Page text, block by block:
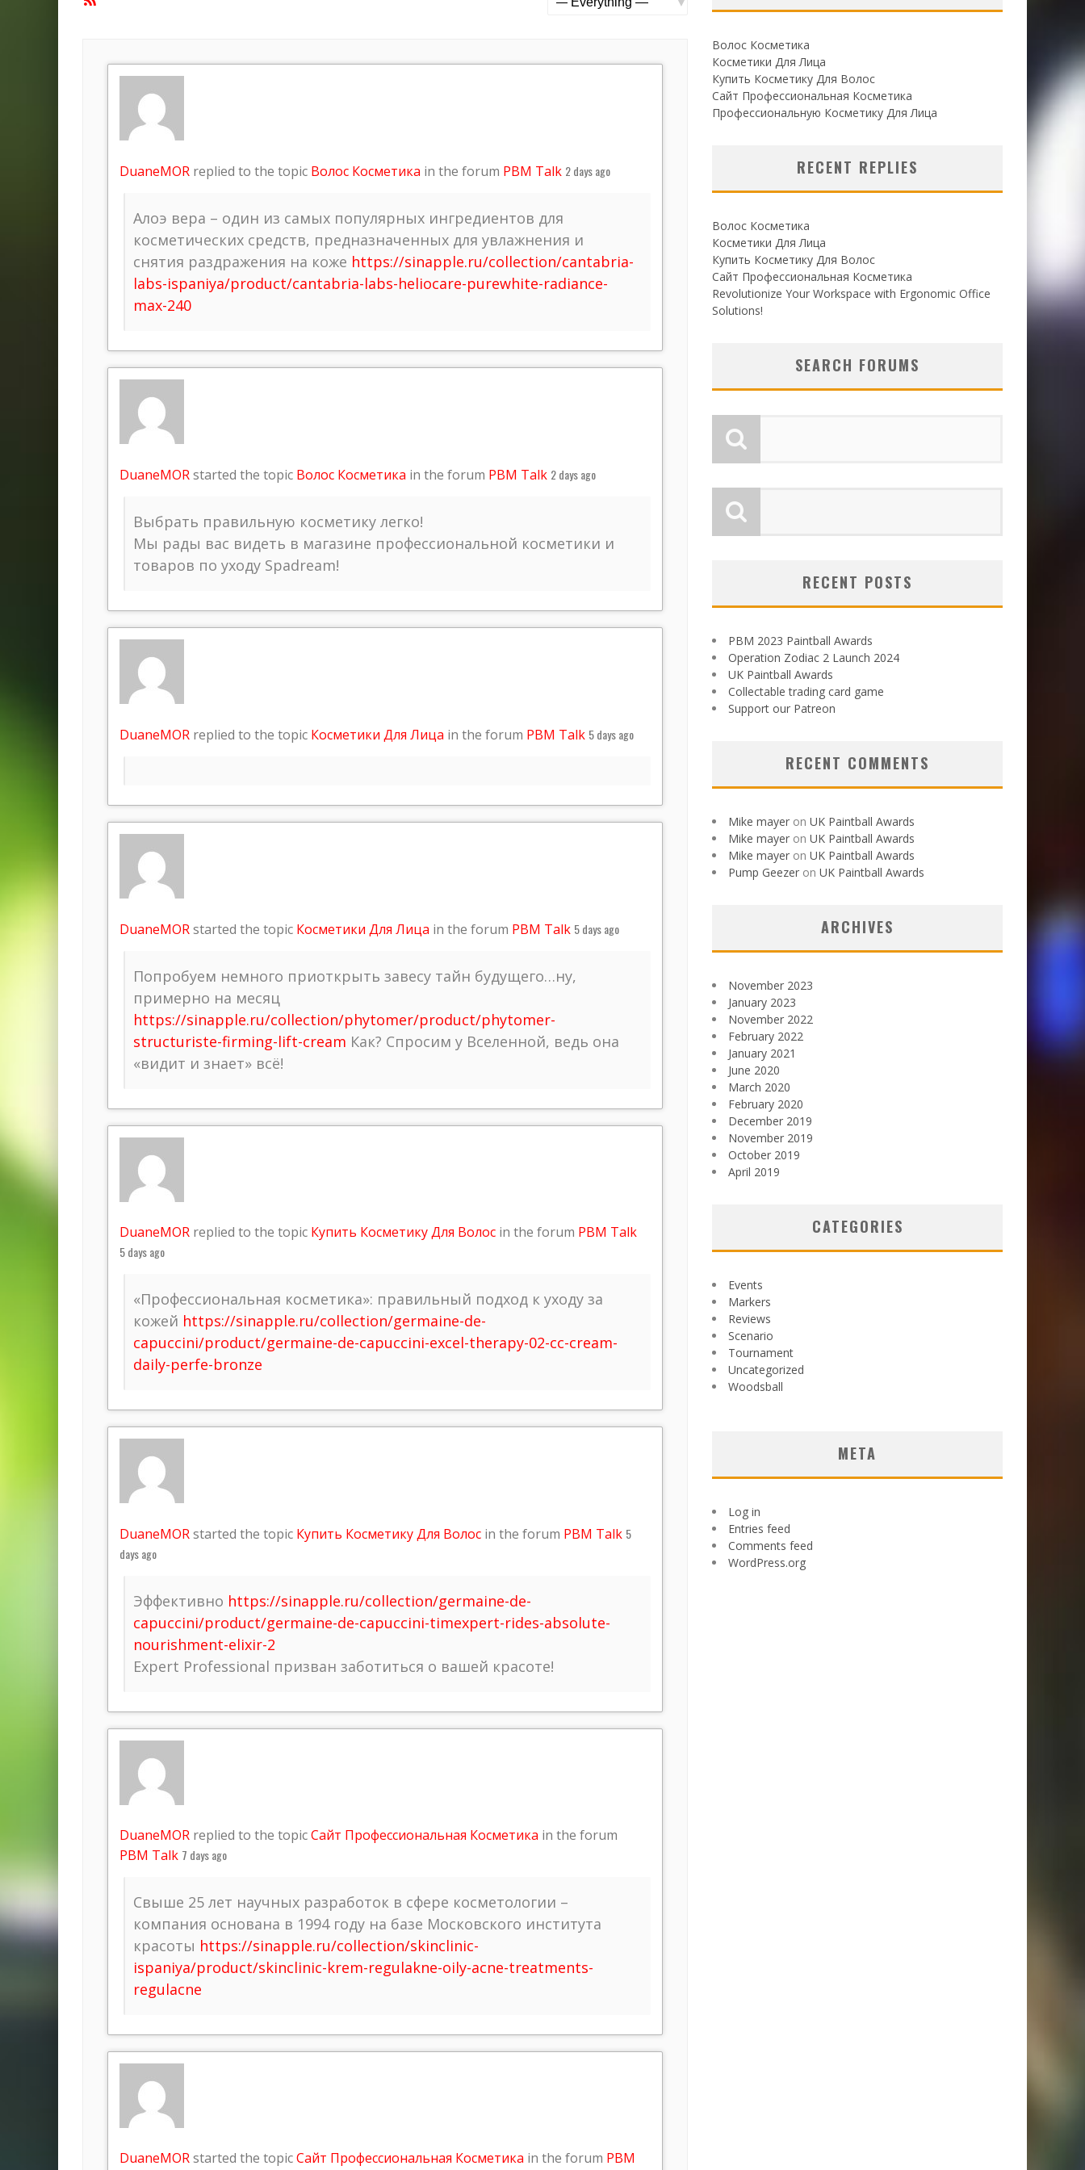
DuaneMOR replied to the topic Волос Косметика in the forum PBM Talk 2 days ago
Алоэ вера – один из самых популярных ингредиентов для
косметических средств, предназначенных для увлажнения и
снятия раздражения на коже https://sinapple.ru/collection/cantabria-
labs-ispaniya/product/cantabria-labs-heliocare-purewhite-radiance-
max-240
DuaneMORstarted the topic Волос Косметика in the forum PBM Talk 2 days ago
Выбрать правильную косметику легко!
Мы рады вас видеть в магазине профессиональной косметики и
товаров по уходу Spadream!
DuaneMOR replied to the topic Косметики Для Лица in the forum PBM Talk 5 days ago
DuaneMORstarted the topic Косметики Для Лица in the forum PBM Talk 5 days ago
Попробуем немного приоткрыть завесу тайн будущего…ну,
примерно на месяц
https://sinapple.ru/collection/phytomer/product/phytomer-
structuriste-firming-lift-cream Как? Спросим у Вселенной, ведь она
«видит и знает» всё!
DuaneMOR replied to the topic Купить Косметику Для Волос in the forum PBM Talk
5 days ago
«Профессиональная косметика»: правильный подход к уходу за
кожей https://sinapple.ru/collection/germaine-de-
capuccini/product/germaine-de-capuccini-excel-therapy-02-cc-cream-
daily-perfe-bronze
DuaneMORstarted the topic Купить Косметику Для Волос in the forum PBM Talk 5
days ago
Эффективно https://sinapple.ru/collection/germaine-de-
capuccini/product/germaine-de-capuccini-timexpert-rides-absolute-
nourishment-elixir-2
Expert Professional призван заботиться о вашей красоте!
DuaneMOR replied to the topicСайт Профессиональная Косметика in the forum
PBM Talk 7 days ago
Свыше 25 лет научных разработок в сфере косметологии –
компания основана в 1994 году на базе Московского института
красоты https://sinapple.ru/collection/skinclinic-
ispaniya/product/skinclinic-krem-regulakne-oily-acne-treatments-
regulacne
DuaneMORstarted the topicСайт Профессиональная Косметика in the forum PBM
Волос Косметика
Косметики Для Лица
Купить Косметику Для Волос
Сайт Профессиональная Косметика
Профессиональную Косметику Для Лица
RECENT REPLIES
Волос Косметика
Косметики Для Лица
Купить Косметику Для Волос
Сайт Профессиональная Косметика
Revolutionize Your Workspace with Ergonomic Office
Solutions!
SEARCH FORUMS
RECENT POSTS
PBM 2023 Paintball Awards
Operation Zodiac 2 Launch 2024
UK Paintball Awards
Collectable trading card game
Support our Patreon
RECENT COMMENTS
Mike mayer on UK Paintball Awards
Mike mayer on UK Paintball Awards
Mike mayer on UK Paintball Awards
Pump Geezer on UK Paintball Awards
ARCHIVES
November 2023
January 2023
November 2022
February 2022
January 2021
June 2020
March 2020
February 2020
December 2019
November 2019
October 2019
April 2019
CATEGORIES
Events
Markers
Reviews
Scenario
Tournament
Uncategorized
Woodsball
META
Log in
Entries feed
Comments feed
WordPress.org